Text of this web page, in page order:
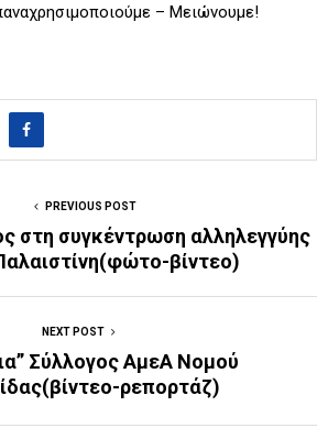
– Μειώνουμε!
PREVIOUS POST
στη συγκέντρωση αλληλεγγύης
βίντεο)
NEXT POST
Σύλλογος ΑμεΑ Νομού
ρεπορτάζ)